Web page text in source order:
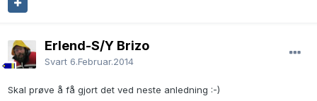
Erlend-S/Y Brizo
Svart 6.Februar.2014
Skal prøve å få gjort det ved neste anledning :-)